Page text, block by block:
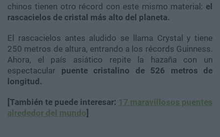
chinos tienen otro récord con este mismo material: el
rascacielos de cristal más alto del planeta.
El rascacielos antes aludido se llama Crystal y tiene
250 metros de altura, entrando a los récords Guinness.
Ahora, el país asiático repite la hazaña con un
espectacular puente cristalino de 526 metros de
longitud.
[También te puede interesar: 17 maravillosos puentes
alrededor del mundo]